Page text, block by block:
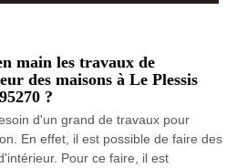
main les travaux de
des maisons à Le Plessis
?
d'un grand de travaux pour
En effet, il est possible de faire des
Pour ce faire, il est